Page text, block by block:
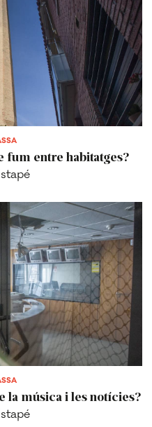
fum entre habitatges?
la música i les notícies?